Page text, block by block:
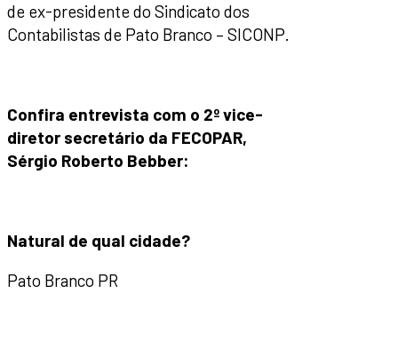
de ex-presidente do Sindicato dos
Contabilistas de Pato Branco – SICONP.
Confira entrevista com o 2º vice-
diretor secretário da FECOPAR,
Sérgio Roberto Bebber:
Natural de qual cidade?
Pato Branco PR